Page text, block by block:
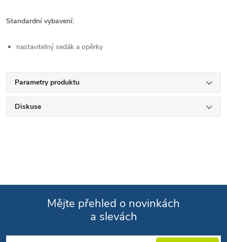
Standardní vybavení:
nastavitelný sedák a opěrky
Parametry produktu
Diskuse
Mějte přehled o novinkách
a slevách